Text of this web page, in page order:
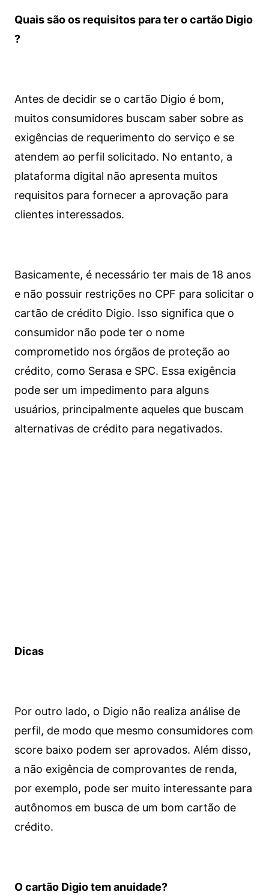
Quais são os requisitos para ter o cartão Digio
?
Antes de decidir se o cartão Digio é bom,
muitos consumidores buscam saber sobre as
exigências de requerimento do serviço e se
atendem ao perfil solicitado. No entanto, a
plataforma digital não apresenta muitos
requisitos para fornecer a aprovação para
clientes interessados.
Basicamente, é necessário ter mais de 18 anos
e não possuir restrições no CPF para solicitar o
cartão de crédito Digio. Isso significa que o
consumidor não pode ter o nome
comprometido nos órgãos de proteção ao
crédito, como Serasa e SPC. Essa exigência
pode ser um impedimento para alguns
usuários, principalmente aqueles que buscam
alternativas de crédito para negativados.
Dicas
Por outro lado, o Digio não realiza análise de
perfil, de modo que mesmo consumidores com
score baixo podem ser aprovados. Além disso,
a não exigência de comprovantes de renda,
por exemplo, pode ser muito interessante para
autônomos em busca de um bom cartão de
crédito.
O cartão Digio tem anuidade?